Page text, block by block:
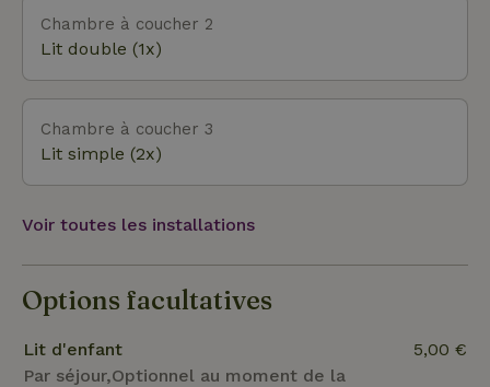
Chambre à coucher 2
Lit double (1x)
Chambre à coucher 3
Lit simple (2x)
Voir toutes les installations
Options facultatives
Lit d'enfant
Par séjour,Optionnel au moment de la
5,00 €